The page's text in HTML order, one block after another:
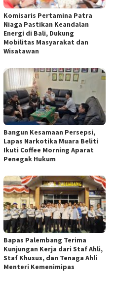
Komisaris Pertamina Patra
Niaga Pastikan Keandalan
Energi di Bali, Dukung
Mobilitas Masyarakat dan
Wisatawan
Bangun Kesamaan Persepsi,
Lapas Narkotika Muara Beliti
Ikuti Coffee Morning Aparat
Penegak Hukum
Bapas Palembang Terima
Kunjungan Kerja dari Staf Ahli,
Staf Khusus, dan Tenaga Ahli
Menteri Kemenimipas